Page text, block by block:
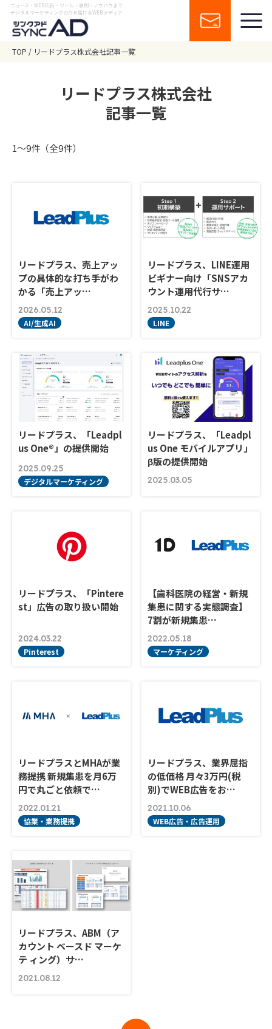
ニュース・WEB広告・ツール・事例・ノウハウまで
デジタルマーケティングの今を届けるWEBメディア
TOP リードプラス株式会社記事一覧
リードプラス株式会社
記事一覧
1〜9件（全9件）
リードプラス、売上アッ
プの具体的な打ち手がわ
かる「売上アッ…
2026.05.12
AI/生成AI
リードプラス、LINE運用
ビギナー向け「SNSアカ
ウント運用代行サ…
2025.10.22
LINE
リードプラス、「Leadpl
us One®」の提供開始
2025.09.25
デジタルマーケティング
リードプラス、「Leadpl
us One モバイルアプリ」
β版の提供開始
2025.03.05
リードプラス、「Pintere
st」広告の取り扱い開始
2024.03.22
Pinterest
【歯科医院の経営・新規
集患に関する実態調査】
7割が新規集患…
2022.05.18
マーケティング
リードプラスとMHAが業
務提携 新規集患を月6万
円で丸ごと依頼で…
2022.01.21
協業・業務提携
リードプラス、業界屈指
の低価格 月々3万円(税
別)でWEB広告をお…
2021.10.06
WEB広告・広告運用
リードプラス、ABM（ア
カウント ベースド マーケ
テ ィング）サ…
2021.08.12